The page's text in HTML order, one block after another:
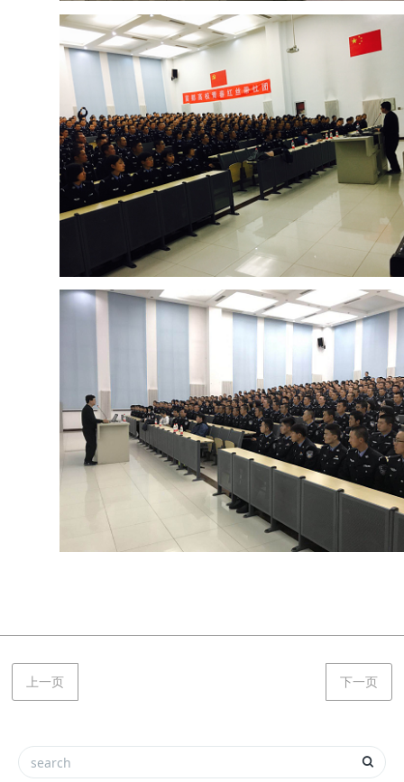
上一页 下一页